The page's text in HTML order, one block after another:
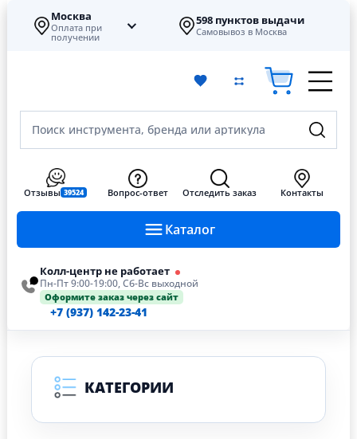
Москва
Оплата при
получении
598 пунктов выдачи
Самовывоз в Москва
Поиск инструмента, бренда или артикула
Каталог
Отзывы 39524 Вопрос-ответ Отследить заказ Контакты
Колл-центр не работает
Пн-Пт 9:00-19:00, Сб-Вс выходной
Оформите заказ через сайт
+7 (937) 142-23-41
КАТЕГОРИИ